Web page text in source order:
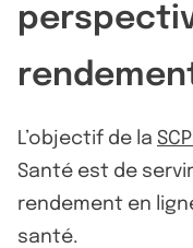
L’objectif de la
Santé est de
rendement en
santé.